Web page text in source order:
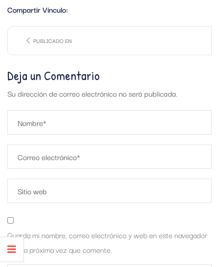
Compartir Vínculo:
PUBLICADO EN
Deja un Comentario
Su dirección de correo electrónico no será publicada.
Guarda mi nombre, correo electrónico y web en este navegador
para la próxima vez que comente.